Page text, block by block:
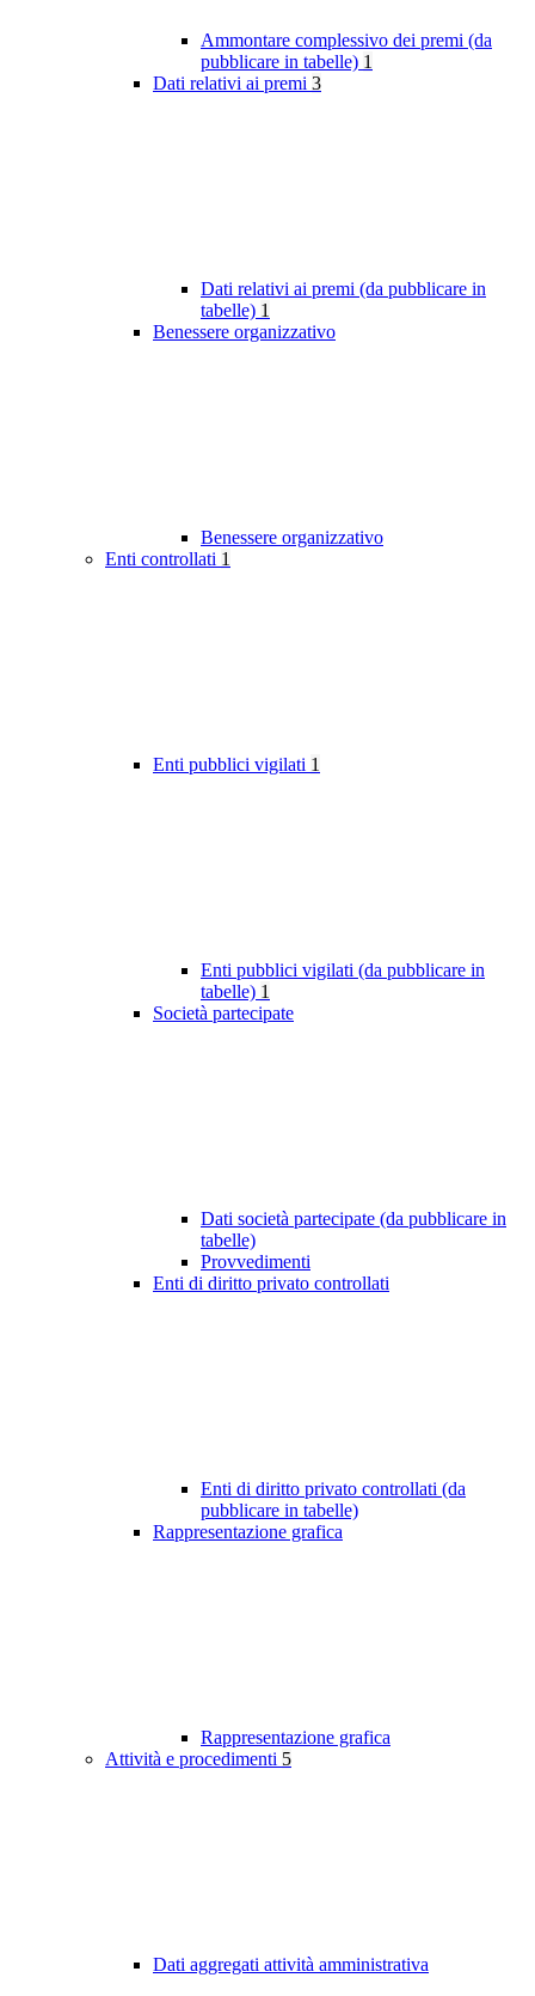
Ammontare complessivo dei premi (da
pubblicare in tabelle) 1
Dati relativi ai premi 3
Dati relativi ai premi (da pubblicare in
tabelle) 1
Benessere organizzativo
Benessere organizzativo
Enti controllati 1
Enti pubblici vigilati 1
Enti pubblici vigilati (da pubblicare in
tabelle) 1
Società partecipate
Dati società partecipate (da pubblicare in
tabelle)
Provvedimenti
Enti di diritto privato controllati
Enti di diritto privato controllati (da
pubblicare in tabelle)
Rappresentazione grafica
Rappresentazione grafica
Attività e procedimenti 5
Dati aggregati attività amministrativa